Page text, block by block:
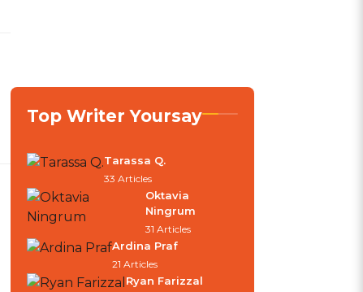
Top Writer Yoursay
Tarassa Q.
33 Articles
Oktavia
Ningrum
31 Articles
Ardina Praf
21 Articles
Ryan Farizzal